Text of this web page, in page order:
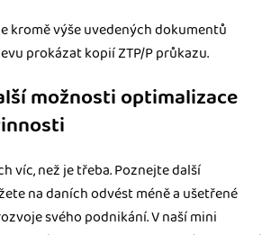
kromě výše uvedených dokumentů
prokázat kopií ZTP/P průkazu.
možnosti optimalizace
víc, než je třeba. Poznejte další
na daních odvést méně a ušetřené
svého podnikání. V naší mini